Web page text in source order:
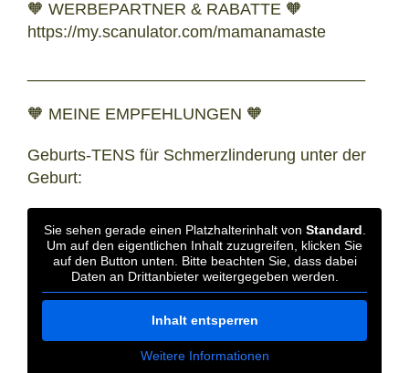
🧡 WERBEPARTNER & RABATTE 🧡
https://my.scanulator.com/mamanamaste
🧡 MEINE EMPFEHLUNGEN 🧡
Geburts-TENS für Schmerzlinderung unter der
Geburt:
Sie sehen gerade einen Platzhalterinhalt von Standard
Um auf den eigentlichen Inhalt zuzugreifen, klicken Sie
auf den Button unten. Bitte beachten Sie, dass dabei
Daten an Drittanbieter weitergegeben werden.
Inhalt entsperren
Weitere Informationen